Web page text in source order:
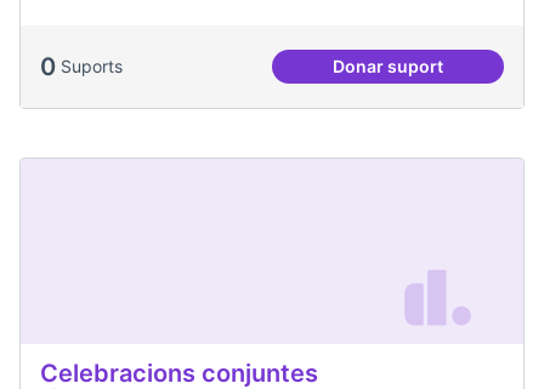
0 Suports Donar suportCasal de Barri
Celebracions conjuntes